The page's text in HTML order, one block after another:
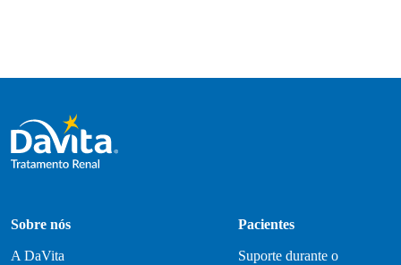
Sobre nós
A DaVita
Pacientes
Suporte durante o